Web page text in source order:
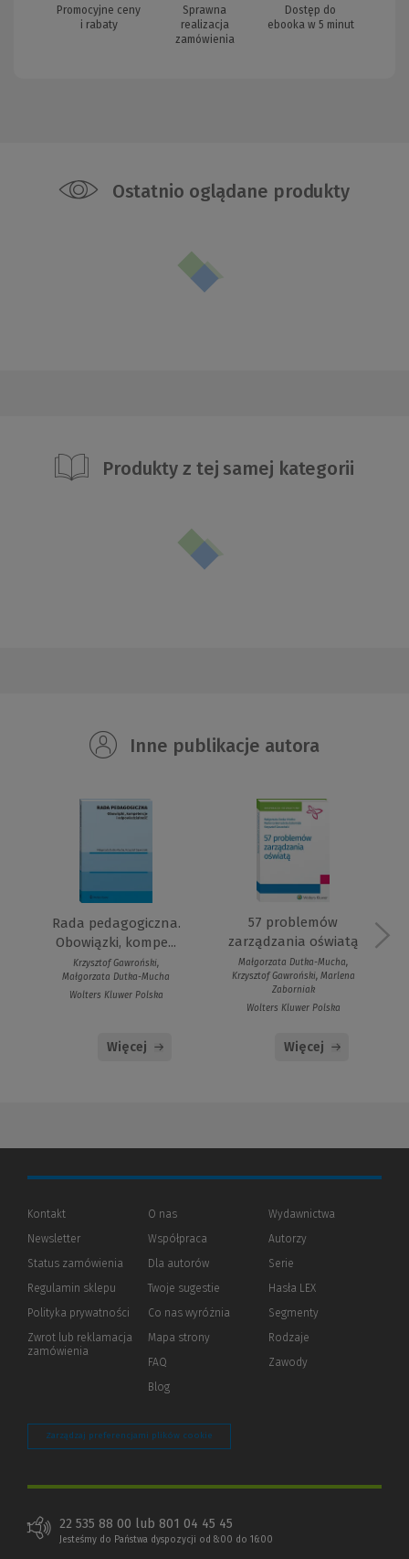
Promocyjne ceny
i rabaty
Sprawna
realizacja
zamówienia
Dostęp do
ebooka w 5 minut
Ostatnio oglądane produkty
Produkty z tej samej kategorii
Inne publikacje autora
Rada pedagogiczna.
Obowiązki, kompe...
Krzysztof Gawroński,
Małgorzata Dutka-Mucha
Wolters Kluwer Polska
Więcej
57 problemów
zarządzania oświatą
Małgorzata Dutka-Mucha,
Krzysztof Gawroński, Marlena
Zaborniak
Wolters Kluwer Polska
Więcej
Kontakt
Newsletter
Status zamówienia
Regulamin sklepu
Polityka prywatności (Nowe
(Link
innej
Zwrot lub reklamacja
zamówienia
O nas
Współpraca
Dla autorów(Nowe
(Link
innej
Twoje sugestie
Co nas wyróżnia
Mapa strony
FAQ
Blog
Wydawnictwa
Autorzy
Serie
Hasła LEX
Segmenty
Rodzaje
Zawody
Zarządzaj preferencjami plików cookie
22 535 88 00 lub 801 04 45 45
Jesteśmy do Państwa dyspozycji od 8:00 do 16:00